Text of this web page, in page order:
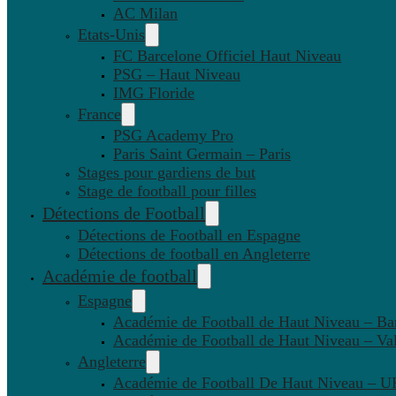
AC Milan
Etats-Unis
FC Barcelone Officiel Haut Niveau
PSG – Haut Niveau
IMG Floride
France
PSG Academy Pro
Paris Saint Germain – Paris
Stages pour gardiens de but
Stage de football pour filles
Détections de Football
Détections de Football en Espagne
Détections de football en Angleterre
Académie de football
Espagne
Académie de Football de Haut Niveau –
Académie de Football de Haut Niveau –
Angleterre
Académie de Football De Haut Niveau –